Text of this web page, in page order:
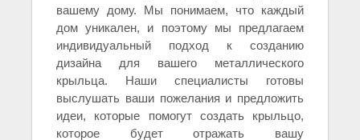
вашему дому. Мы понимаем, что каждый
дом уникален, и поэтому мы предлагаем
индивидуальный подход к созданию
дизайна для вашего металлического
крыльца. Наши специалисты готовы
выслушать ваши пожелания и предложить
идеи, которые помогут создать крыльцо,
которое будет отражать вашу